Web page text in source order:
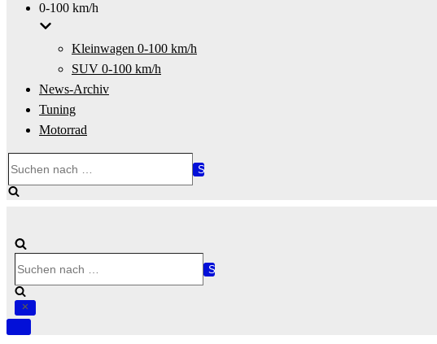
0-100 km/h
Kleinwagen 0-100 km/h
SUV 0-100 km/h
News-Archiv
Tuning
Motorrad
nach …
nach …
Navigation